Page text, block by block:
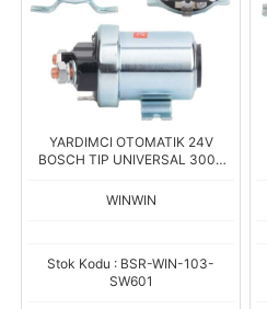
YARDIMCI OTOMATIK 24V
BOSCH TIP UNIVERSAL 300A
WINWIN
Stok Kodu : BSR-WIN-103-
SW601